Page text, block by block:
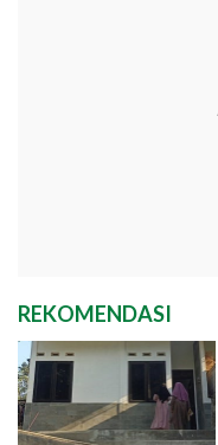
REKOMENDASI